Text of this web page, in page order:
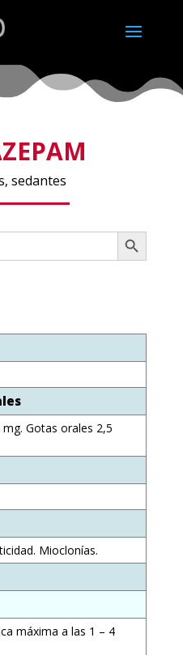
sedantes
Botón de búsqueda
Gotas orales 2,5
Mioclonías.
máxima a las 1 – 4